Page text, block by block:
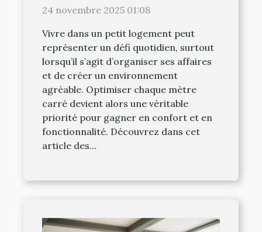
24 novembre 2025 01:08
Vivre dans un petit logement peut
représenter un défi quotidien, surtout
lorsqu’il s’agit d’organiser ses affaires
et de créer un environnement
agréable. Optimiser chaque mètre
carré devient alors une véritable
priorité pour gagner en confort et en
fonctionnalité. Découvrez dans cet
article des...